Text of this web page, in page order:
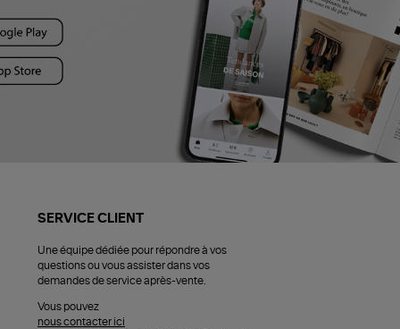
SERVICE CLIENT
Une équipe dédiée pour répondre à vos
questions ou vous assister dans vos
demandes de service après-vente.
Vous pouvez
nous contacter ici